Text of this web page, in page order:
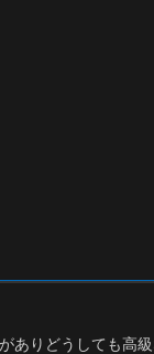
ありどうしても高